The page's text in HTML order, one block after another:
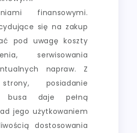
finansowymi.
się na zakup
pod uwagę koszty
serwisowania
napraw. Z
posiadanie
busa daje pełną
jego użytkowaniem
dostosowania